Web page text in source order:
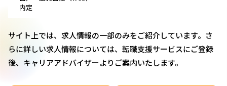
内定
サイト上では、求人情報の一部のみをご紹介しています。さ
らに詳しい求人情報については、転職支援サービスにご登録
後、キャリアアドバイザーよりご案内いたします。